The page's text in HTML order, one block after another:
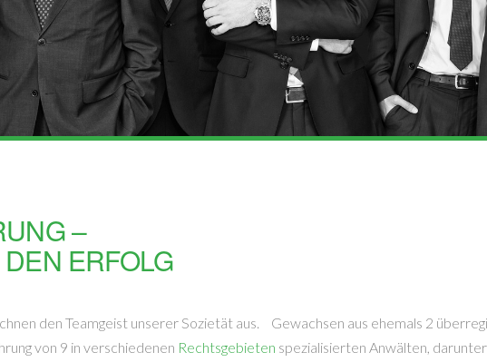
–
ERFOLG
den Teamgeist unserer Sozietät aus. Gewachsen aus ehemals 2
von 9 in verschiedenen Rechtsgebieten spezialisierten Anwälten,